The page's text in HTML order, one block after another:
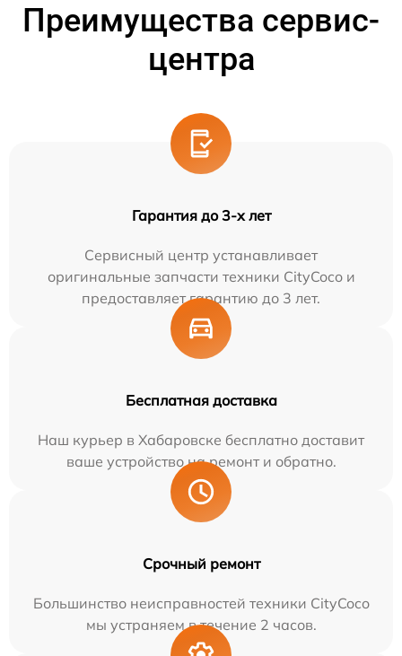
Преимущества сервис-
центра
Гарантия до 3-х лет
Сервисный центр устанавливает
оригинальные запчасти техники CityCoco и
предоставляет гарантию до 3 лет.
Бесплатная доставка
Наш курьер в Хабаровске бесплатно доставит
ваше устройство на ремонт и обратно.
Срочный ремонт
Большинство неисправностей техники CityCoco
мы устраняем в течение 2 часов.